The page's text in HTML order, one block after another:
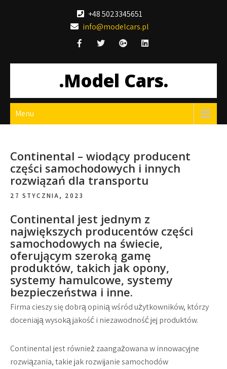
+48 5023345651
info@modelcars.pl
.Model Cars.
Menu
Continental – wiodący producent
części samochodowych i innych
rozwiązań dla transportu
27 STYCZNIA, 2023
Continental jest jednym z
największych producentów części
samochodowych na świecie,
oferującym szeroką gamę
produktów, takich jak opony,
systemy hamulcowe, systemy
bezpieczeństwa i inne.
Firma cieszy się dobrą opinią wśród użytkowników, którzy
doceniają wysoką jakość i niezawodność jej produktów.
Continental jest również zaangażowana w innowacyjne
rozwiązania, takie jak rozwijanie samochodów